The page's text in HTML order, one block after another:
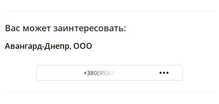
Вас может заинтересовать:
Авангард-Днепр, ООО
+380(95)691-68-63